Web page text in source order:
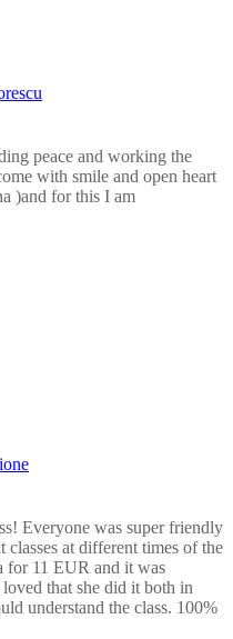
peace and working the
with smile and open heart
)and for this I am
Everyone was super friendly
at different times of the
for 11 EUR and it was
that she did it both in
understand the class. 100%